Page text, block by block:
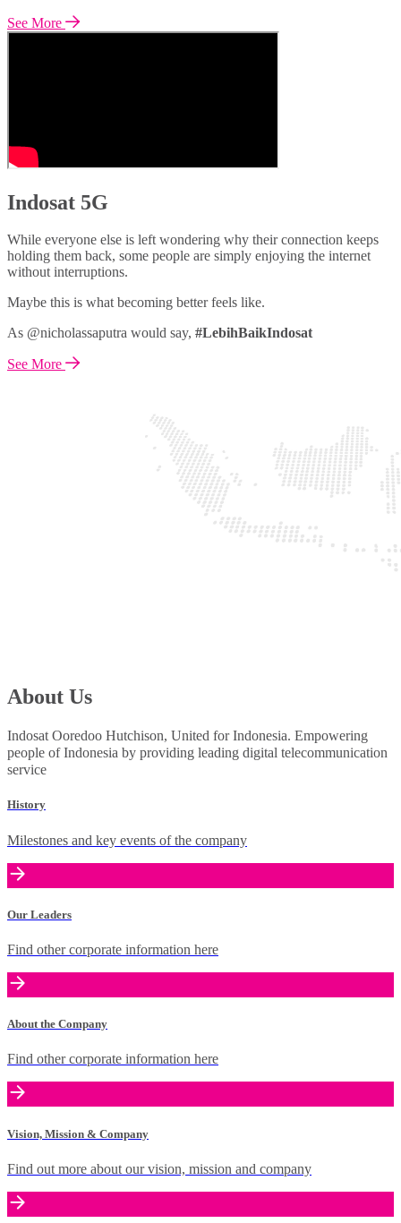
See More
Indosat 5G
While everyone else is left wondering why their connection keeps
holding them back, some people are simply enjoying the internet
without interruptions.
Maybe this is what becoming better feels like.
As @nicholassaputra would say, #LebihBaikIndosat
See More
About Us
Indosat Ooredoo Hutchison, United for Indonesia. Empowering
people of Indonesia by providing leading digital telecommunication
service
History
Milestones and key events of the company
Our Leaders
Find other corporate information here
About the Company
Find other corporate information here
Vision, Mission & Company
Find out more about our vision, mission and company